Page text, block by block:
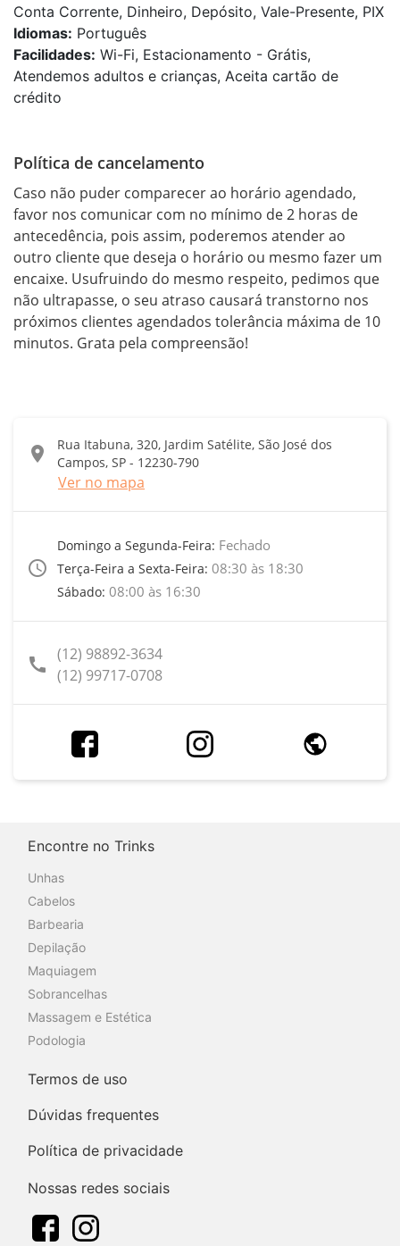
Conta Corrente, Dinheiro, Depósito, Vale-Presente, PIX
Idiomas: Português
Facilidades: Wi-Fi, Estacionamento - Grátis,
Atendemos adultos e crianças, Aceita cartão de
crédito
Política de cancelamento
Caso não puder comparecer ao horário agendado,
favor nos comunicar com no mínimo de 2 horas de
antecedência, pois assim, poderemos atender ao
outro cliente que deseja o horário ou mesmo fazer um
encaixe. Usufruindo do mesmo respeito, pedimos que
não ultrapasse, o seu atraso causará transtorno nos
próximos clientes agendados tolerância máxima de 10
minutos. Grata pela compreensão!
location_on
Rua Itabuna, 320, Jardim Satélite, São José dos
Campos, SP - 12230-790
Ver no mapa
access_time
Domingo a Segunda-Feira: Fechado
Terça-Feira a Sexta-Feira: 08:30 às 18:30
Sábado: 08:00 às 16:30
call (12) 98892-3634
(12) 99717-0708
Encontre no Trinks
Unhas
Cabelos
Barbearia
Depilação
Maquiagem
Sobrancelhas
Massagem e Estética
Podologia
Termos de uso
Dúvidas frequentes
Política de privacidade
Nossas redes sociais